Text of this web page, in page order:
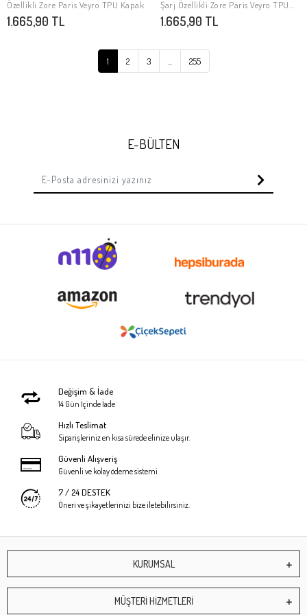
Özellikli Zore Paris Veyro TPU Kapak
1.665,90 TL
Şarj Özellikli Zore Paris Veyro TPU
Kapak
1.665,90 TL
1 2 3 ... 255
E-BÜLTEN
Değişim & İade
14 Gün İçinde İade
Hızlı Teslimat
Siparişleriniz en kısa sürede elinize ulaşır.
Güvenli Alışveriş
Güvenli ve kolay ödeme sistemi
7 / 24 DESTEK
Öneri ve şikayetlerinizi bize iletebilirsiniz.
KURUMSAL
MÜŞTERİ HİZMETLERİ